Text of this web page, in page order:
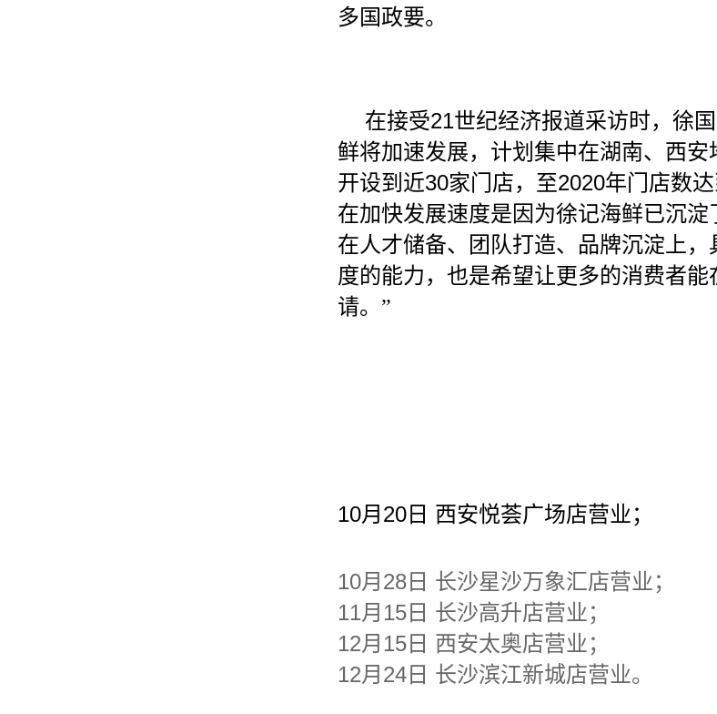
多国政要。
在接受21世纪经济报道采访时，徐
鲜将加速发展，计划集中在湖南、西安
开设到近30家门店，至2020年门店数
在加快发展速度是因为徐记海鲜已沉淀
在人才储备、团队打造、品牌沉淀上，
度的能力，也是希望让更多的消费者能
请。”
10月20日 西安悦荟广场店营业；
10月28日 长沙星沙万象汇店营业；
11月15日 长沙高升店营业；
12月15日 西安太奥店营业；
12月24日 长沙滨江新城店营业。